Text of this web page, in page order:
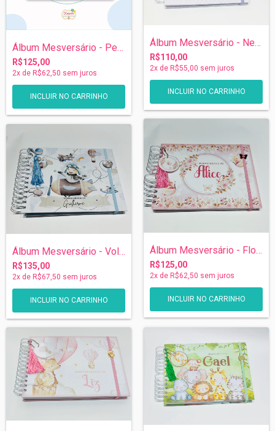
Álbum Mesversário - Pequeno Príncipe
R$125,00
2x de R$62,50 sem juros
Álbum Mesversário - Neutro Lavanda
R$110,00
2x de R$55,00 sem juros
Álbum Mesversário - Volta ao Mundo
R$135,00
2x de R$67,50 sem juros
Álbum Mesversário - Floral
R$125,00
2x de R$62,50 sem juros